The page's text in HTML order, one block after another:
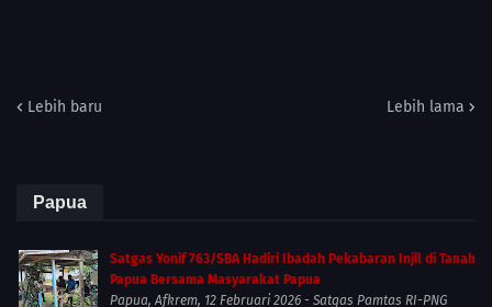
Lebih baru Lebih lama
Papua
Satgas Yonif 763/SBA Hadiri Ibadah Pekabaran Injil di Tanah
Papua Bersama Masyarakat Papua
Papua, Afkrem, 12 Februari 2026 - Satgas Pamtas RI-PNG